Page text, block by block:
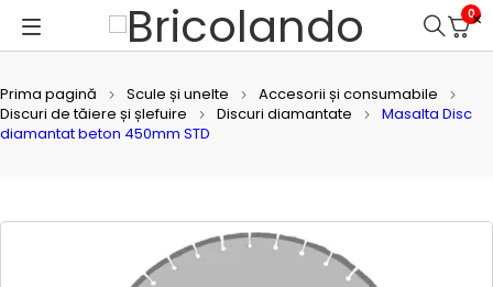
0
Prima pagină Scule și unelte
Accesorii și consumabile
Discuri de tăiere și șlefuire
Discuri diamantate
Masalta Disc
diamantat beton 450mm STD